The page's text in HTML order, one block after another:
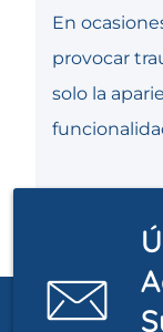
En
provocar
solo la